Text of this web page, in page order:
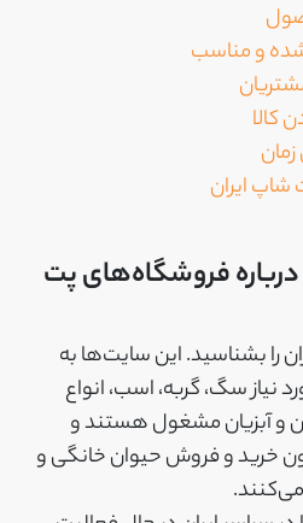
و مناسب
کالا
ایران
فروشگاه‌های پت
را بشناسید. این سایت‌ها به
نیاز سگ، گربه، اسب، انواع
و آبزیان مشغول هستند و
خرید و فروش حیوان خانگی و
می‌کنند.